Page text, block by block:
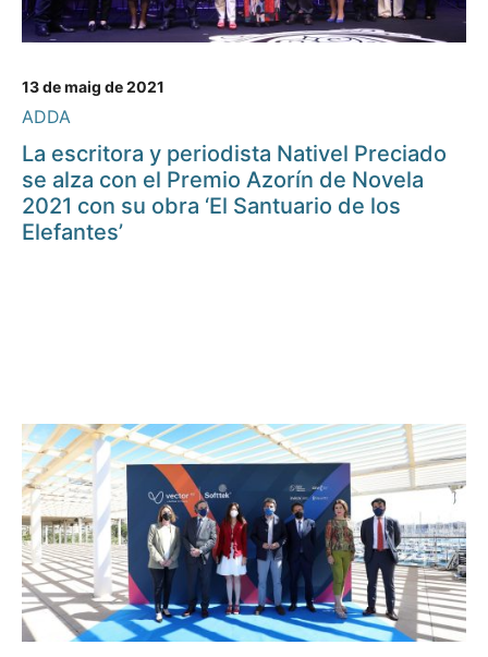
13 de maig de 2021
ADDA
La escritora y periodista Nativel Preciado
se alza con el Premio Azorín de Novela
2021 con su obra ‘El Santuario de los
Elefantes’